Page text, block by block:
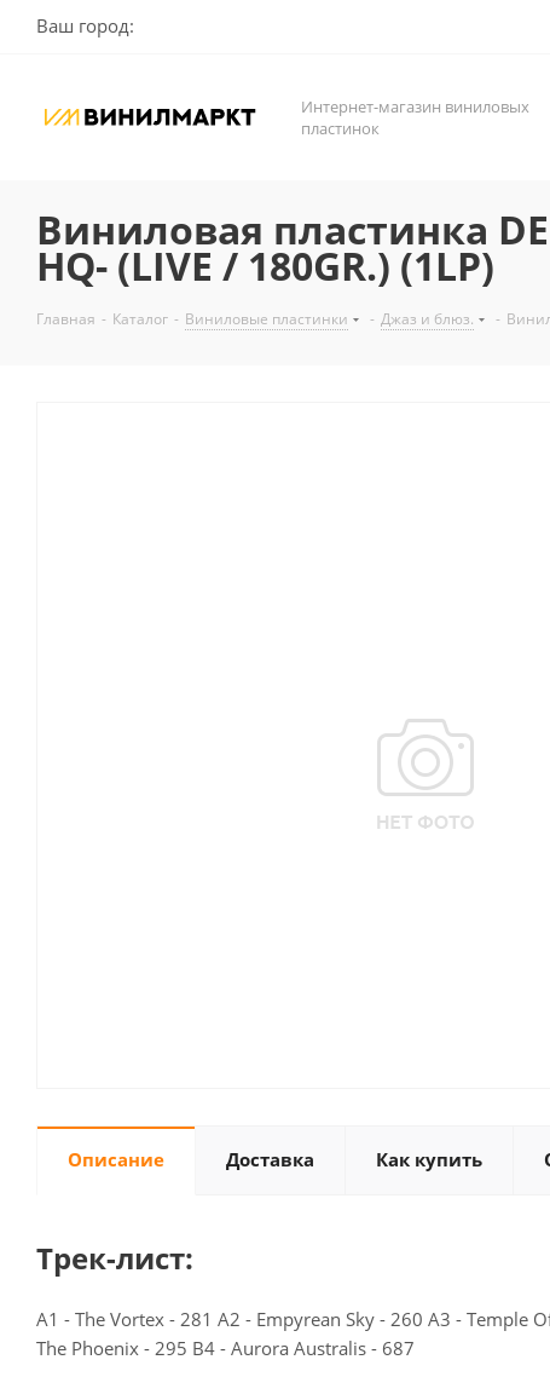
Ваш город:
Интернет-магазин виниловых
пластинок
Виниловая пластинка
HQ- (LIVE / 180GR.) (1LP)
Главная - Каталог - Виниловые пластинки - Джаз и блюз. -
Описание Доставка Как купить
Трек-лист:
A1 - The Vortex - 281 A2 - Empyrean Sky - 260 A3 - Temple
The Phoenix - 295 B4 - Aurora Australis - 687